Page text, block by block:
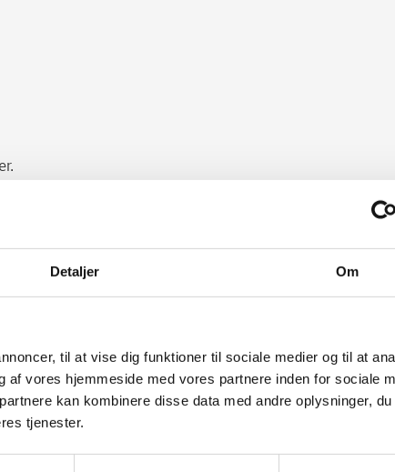
Detaljer Om
til at vise dig funktioner til sociale medier og til at
vores hjemmeside med vores partnere inden for sociale
kan kombinere disse data med andre oplysninger,
tjenester.
salt og peber.
kagerulle eller